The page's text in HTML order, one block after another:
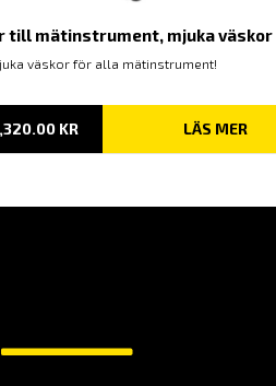
till mätinstrument, mjuka väskor
väskor för alla mätinstrument!
KRPRISINTERVALL:
TILL
LÄS MER